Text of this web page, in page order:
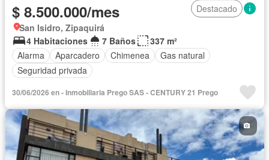
$ 8.500.000/mes
Destacado
San Isidro, Zipaquirá
4 Habitaciones
7 Baños
337 m²
Alarma
Aparcadero Chimenea
Gas natural
Seguridad privada
30/06/2026 en - Inmobiliaria Prego SAS - CENTURY 21 Prego